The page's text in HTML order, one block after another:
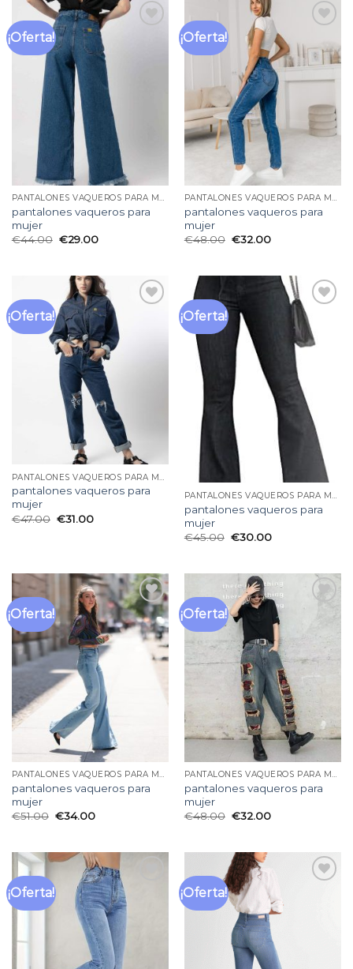
¡Oferta!
PANTALONES VAQUEROS PARA MUJER
pantalones vaqueros para
mujer
€44.00 €29.00
¡Oferta!
a la
lista
deseos
PANTALONES VAQUEROS PARA MUJER
pantalones vaqueros para
mujer
€48.00 €32.00
¡Oferta!
pantalones vaqueros para
mujer
€47.00 €31.00
¡Oferta!
Añadir
a la
lista
de
PANTALONES VAQUEROS PARA MUJER
pantalones vaqueros para
mujer
€45.00 €30.00
¡Oferta!
Añadir
a la
lista
de
deseos
PANTALONES VAQUEROS PARA MUJER
pantalones vaqueros para
mujer
€51.00 €34.00
¡Oferta!
lista
de
deseos
PANTALONES VAQUEROS PARA MUJER
pantalones vaqueros para
mujer
€48.00 €32.00
¡Oferta! ¡Oferta!